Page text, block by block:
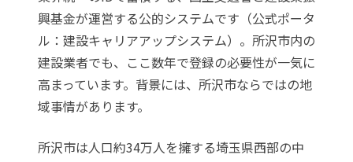
興基金が運営する公的システムです（公式ポータ
ル： 建設キャリアアップシステム）。所沢市内の
建設業者でも、ここ数年で登録の必要性が一気に
高まっています。背景には、所沢市ならではの地
域事情があります。
所沢市は人口約34万人を擁する埼玉県西部の中